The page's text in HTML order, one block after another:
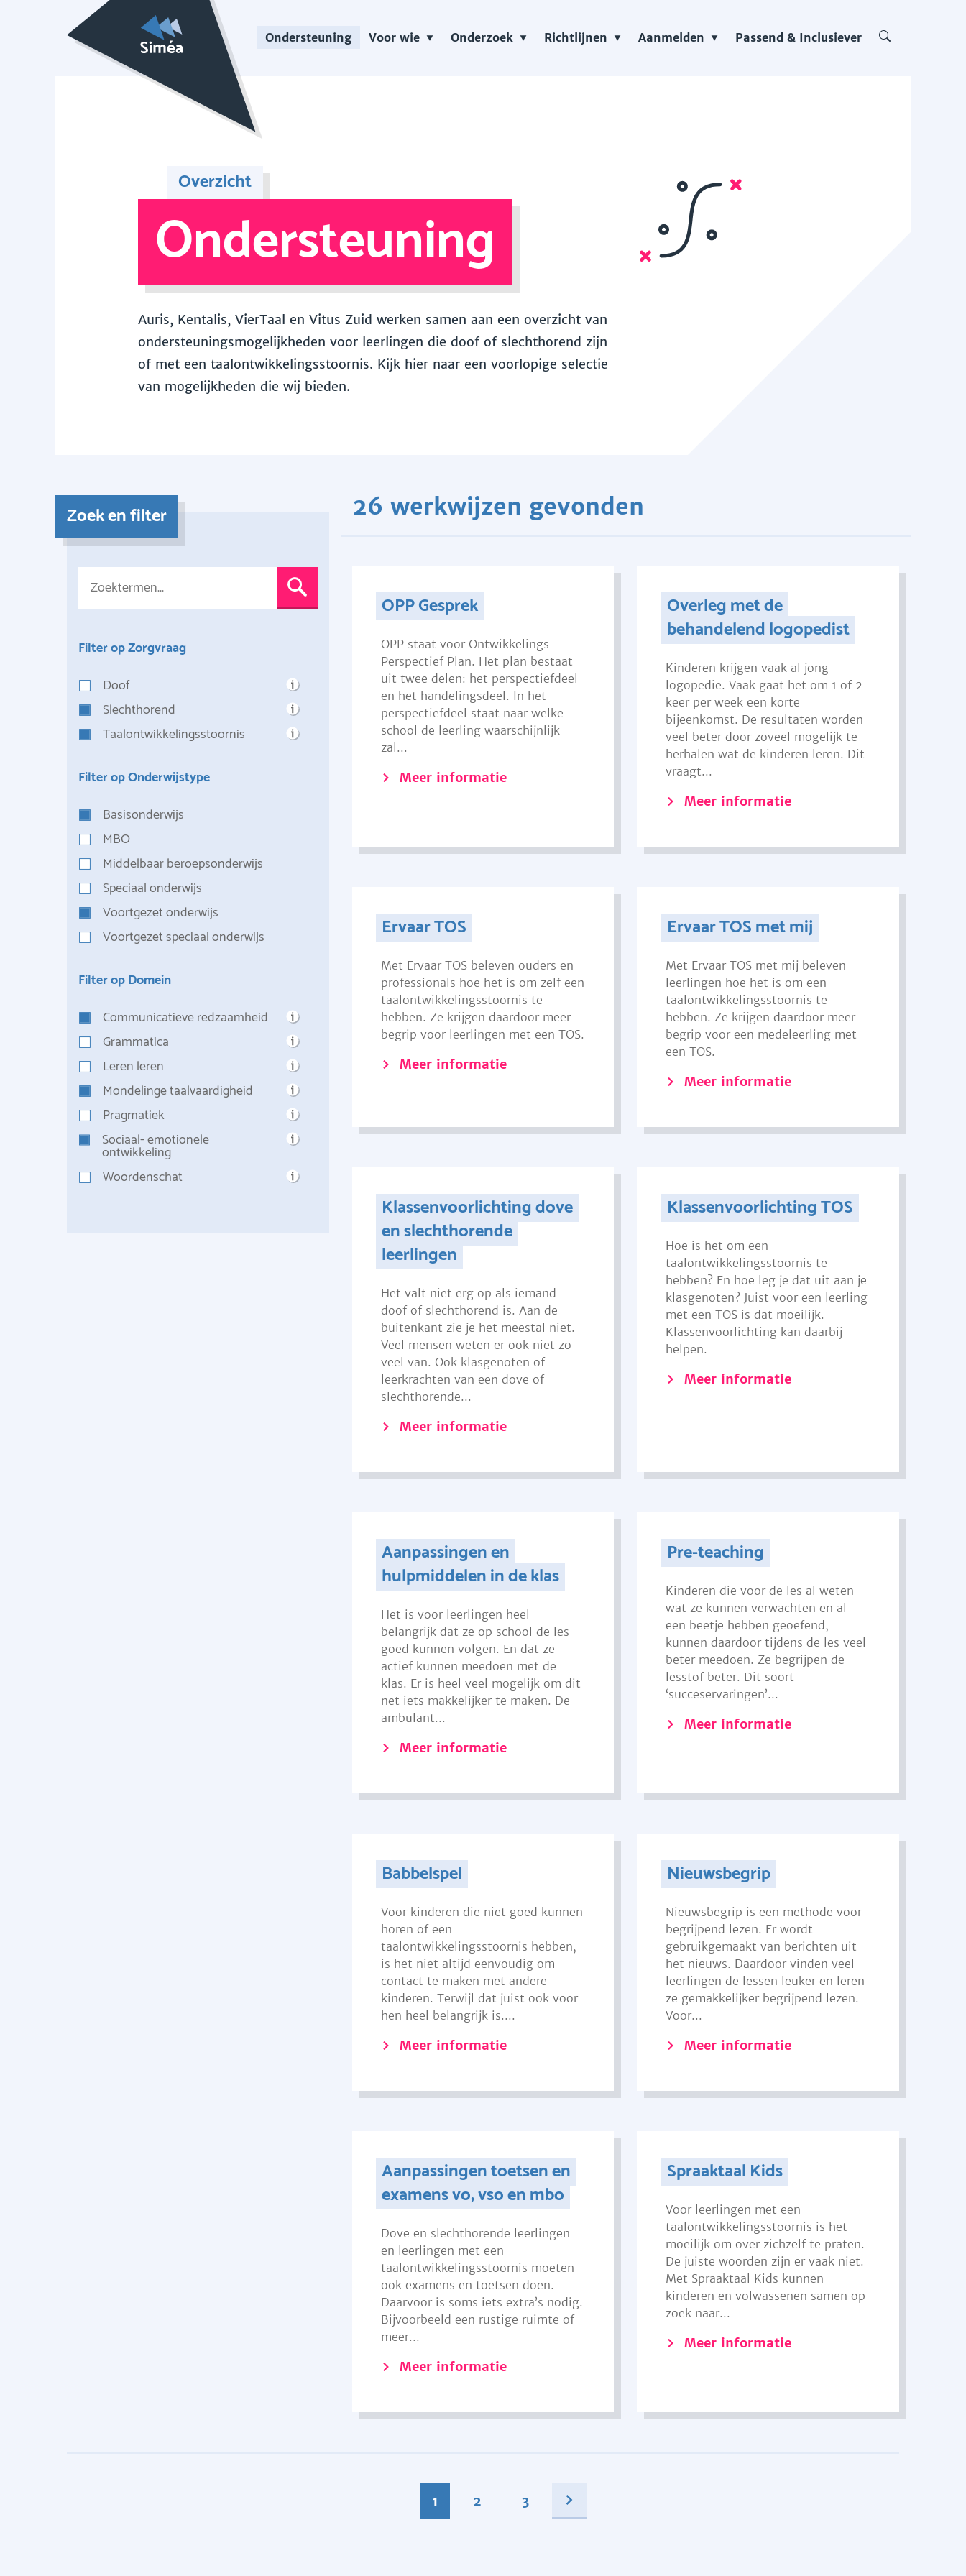
Ondersteuning Voor wie Onderzoek Richtlijnen Aanmelden Passend & Inclusiever
Overzicht
Ondersteuning
Auris, Kentalis, VierTaal en Vitus Zuid werken samen aan een overzicht van
ondersteuningsmogelijkheden voor leerlingen die doof of slechthorend zijn
of met een taalontwikkelingsstoornis. Kijk hier naar een voorlopige selectie
van mogelijkheden die wij bieden.
Zoek en filter
Filter op Zorgvraag
Doof
Slechthorend
Taalontwikkelingsstoornis
Filter op Onderwijstype
Basisonderwijs
MBO
Middelbaar beroepsonderwijs
Speciaal onderwijs
Voortgezet onderwijs
Voortgezet speciaal onderwijs
Filter op Domein
Communicatieve redzaamheid
Grammatica
Leren leren
Mondelinge taalvaardigheid
Pragmatiek
Sociaal- emotionele
ontwikkeling
Woordenschat
26 werkwijzen gevonden
OPP Gesprek
OPP staat voor Ontwikkelings
Perspectief Plan. Het plan bestaat
uit twee delen: het perspectiefdeel
en het handelingsdeel. In het
perspectiefdeel staat naar welke
school de leerling waarschijnlijk
zal...
Meer informatie
Overleg met de
behandelend logopedist
Kinderen krijgen vaak al jong
logopedie. Vaak gaat het om 1 of 2
keer per week een korte
bijeenkomst. De resultaten worden
veel beter door zoveel mogelijk te
herhalen wat de kinderen leren. Dit
vraagt...
Meer informatie
Ervaar TOS
Met Ervaar TOS beleven ouders en
professionals hoe het is om zelf een
taalontwikkelingsstoornis te
hebben. Ze krijgen daardoor meer
begrip voor leerlingen met een TOS.
Meer informatie
Ervaar TOS met mij
Met Ervaar TOS met mij beleven
leerlingen hoe het is om een
taalontwikkelingsstoornis te
hebben. Ze krijgen daardoor meer
begrip voor een medeleerling met
een TOS.
Meer informatie
Klassenvoorlichting dove
en slechthorende
leerlingen
Het valt niet erg op als iemand
doof of slechthorend is. Aan de
buitenkant zie je het meestal niet.
Veel mensen weten er ook niet zo
veel van. Ook klasgenoten of
leerkrachten van een dove of
slechthorende...
Meer informatie
Klassenvoorlichting TOS
Hoe is het om een
taalontwikkelingsstoornis te
hebben? En hoe leg je dat uit aan je
klasgenoten? Juist voor een leerling
met een TOS is dat moeilijk.
Klassenvoorlichting kan daarbij
helpen.
Meer informatie
Aanpassingen en
hulpmiddelen in de klas
Het is voor leerlingen heel
belangrijk dat ze op school de les
goed kunnen volgen. En dat ze
actief kunnen meedoen met de
klas. Er is heel veel mogelijk om dit
net iets makkelijker te maken. De
ambulant...
Meer informatie
Pre-teaching
Kinderen die voor de les al weten
wat ze kunnen verwachten en al
een beetje hebben geoefend,
kunnen daardoor tijdens de les veel
beter meedoen. Ze begrijpen de
lesstof beter. Dit soort
‘succeservaringen’...
Meer informatie
Babbelspel
Voor kinderen die niet goed kunnen
horen of een
taalontwikkelingsstoornis hebben,
is het niet altijd eenvoudig om
contact te maken met andere
kinderen. Terwijl dat juist ook voor
hen heel belangrijk is....
Meer informatie
Nieuwsbegrip
Nieuwsbegrip is een methode voor
begrijpend lezen. Er wordt
gebruikgemaakt van berichten uit
het nieuws. Daardoor vinden veel
leerlingen de lessen leuker en leren
ze gemakkelijker begrijpend lezen.
Voor...
Meer informatie
Aanpassingen toetsen en
examens vo, vso en mbo
Dove en slechthorende leerlingen
en leerlingen met een
taalontwikkelingsstoornis moeten
ook examens en toetsen doen.
Daarvoor is soms iets extra’s nodig.
Bijvoorbeeld een rustige ruimte of
meer...
Meer informatie
Spraaktaal Kids
Voor leerlingen met een
taalontwikkelingsstoornis is het
moeilijk om over zichzelf te praten.
De juiste woorden zijn er vaak niet.
Met Spraaktaal Kids kunnen
kinderen en volwassenen samen op
zoek naar...
Meer informatie
1 2 3